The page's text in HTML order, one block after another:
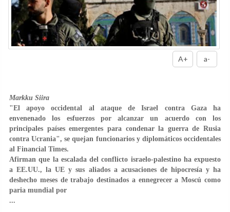
A+ a-
Markku Siira
"El apoyo occidental al ataque de Israel contra Gaza ha
envenenado los esfuerzos por alcanzar un acuerdo con los
principales países emergentes para condenar la guerra de Rusia
contra Ucrania", se quejan funcionarios y diplomáticos occidentales
al Financial Times.
Afirman que la escalada del conflicto israelo-palestino ha expuesto
a EE.UU., la UE y sus aliados a acusaciones de hipocresía y ha
deshecho meses de trabajo destinados a ennegrecer a Moscú como
paria mundial por
...